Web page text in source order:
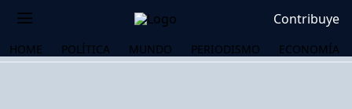
Contribuye
HOME POLÍTICA MUNDO PERIODISMO ECONOMÍA